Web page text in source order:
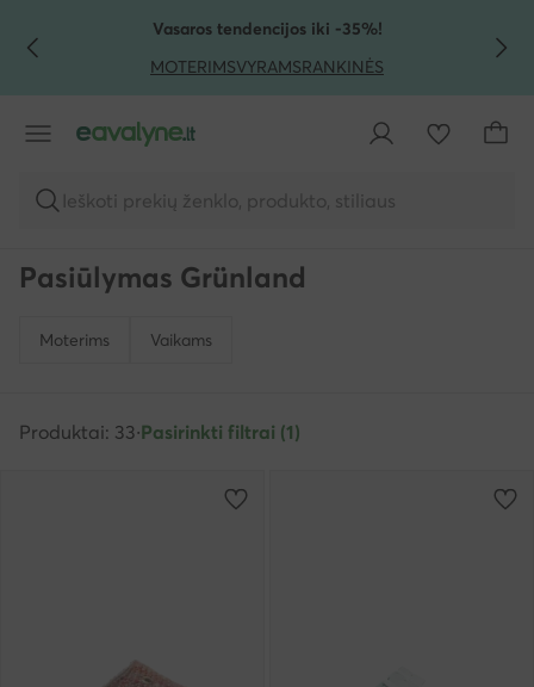
PEREITI PRIE PAGRINDINIO TURINIO
PEREITI Į PAIEŠKĄVasaros tendencijos iki -35%!
MOTERIMSVYRAMSRANKINĖS
Ieškoti prekių ženklo, produkto, stiliaus
Pasiūlymas Grünland
Moterims Vaikams
Produktai: 33·Pasirinkti filtrai (1)